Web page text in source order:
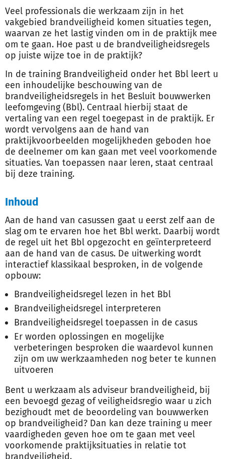
Veel professionals die werkzaam zijn in het
vakgebied brandveiligheid komen situaties tegen,
waarvan ze het lastig vinden om in de praktijk mee
om te gaan. Hoe past u de brandveiligheidsregels
op juiste wijze toe in de praktijk?
In de training Brandveiligheid onder het Bbl leert u
een inhoudelijke beschouwing van de
brandveiligheidsregels in het Besluit bouwwerken
leefomgeving (Bbl). Centraal hierbij staat de
vertaling van een regel toegepast in de praktijk. Er
wordt vervolgens aan de hand van
praktijkvoorbeelden mogelijkheden geboden hoe
de deelnemer om kan gaan met veel voorkomende
situaties. Van toepassen naar leren, staat centraal
bij deze training.
Inhoud
Aan de hand van casussen gaat u eerst zelf aan de
slag om te ervaren hoe het Bbl werkt. Daarbij wordt
de regel uit het Bbl opgezocht en geïnterpreteerd
aan de hand van de casus. De uitwerking wordt
interactief klassikaal besproken, in de volgende
opbouw:
Brandveiligheidsregel lezen in het Bbl
Brandveiligheidsregel interpreteren
Brandveiligheidsregel toepassen in de casus
Er worden oplossingen en mogelijke
verbeteringen besproken die waardevol kunnen
zijn om uw werkzaamheden nog beter te kunnen
uitvoeren
Bent u werkzaam als adviseur brandveiligheid, bij
een bevoegd gezag of veiligheidsregio waar u zich
bezighoudt met de beoordeling van bouwwerken
op brandveiligheid? Dan kan deze training u meer
vaardigheden geven hoe om te gaan met veel
voorkomende praktijksituaties in relatie tot
brandveiligheid.